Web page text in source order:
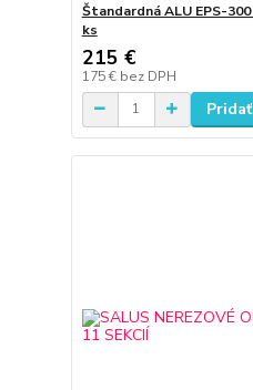
Štandardná ALU EPS-
ks
215 €
175 € bez DPH